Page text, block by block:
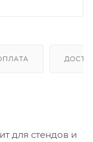
для стендов и